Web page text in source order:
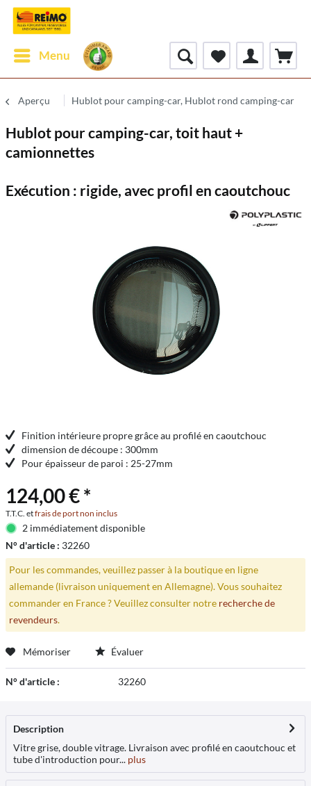
Menu
Aperçu Hublot pour camping-car, Hublot rond camping-car
Hublot pour camping-car, toit haut +
camionnettes
Exécution : rigide, avec profil en caoutchouc
Finition intérieure propre grâce au profilé en caoutchouc
dimension de découpe : 300mm
Pour épaisseur de paroi : 25-27mm
124,00 € *
T.T.C. etfrais de port non inclus
2 immédiatement disponible
N° d'article : 32260
Pour les commandes, veuillez passer à la boutique en ligne
allemande (livraison uniquement en Allemagne). Vous souhaitez
commander en France ? Veuillez consulter notre recherche de
revendeurs.
Mémoriser Évaluer
N° d'article : 32260
Description
Vitre grise, double vitrage. Livraison avec profilé en caoutchouc et
tube d'introduction pour... plus